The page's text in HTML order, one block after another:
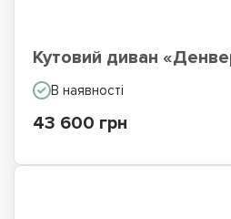
Кутовий диван
В наявності
43 600 грн